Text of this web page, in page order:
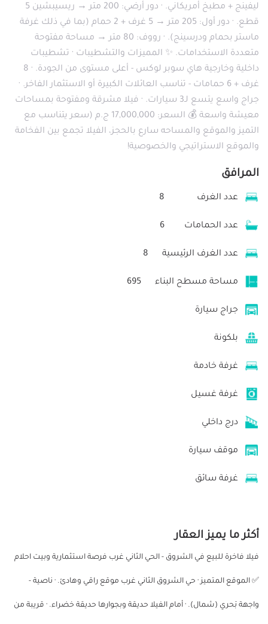
ليفينج + مطبخ أمريكاني. · دور أرضي: 200 متر → ريسيبشين 5
قطع. · دور أول: 205 متر → 5 غرف + 2 حمام (بما في ذلك غرفة
ماستر بحمام ودرسينج). · رووف: 80 متر → مساحة مفتوحة
متعددة الاستخدامات. ✨ المميزات والتشطيبات · تشطيبات
داخلية وخارجية هاي سوبر لوكس - أعلى مستوى من الجودة. · 8
غرف + 6 حمامات - تناسب العائلات الكبيرة أو الاستثمار الفاخر. ·
جراج واسع يتسع لـ3 سيارات. · فيلا مشرقة ومفتوحة بمساحات
معيشة واسعة 💰 السعر: 17,000,000 ج.م (سعر يتناسب مع
التميز والموقع والمساحه سارع بالحجز، الفيلا تجمع بين الفخامة
والموقع الاستراتيجي والخصوصية!
المرافق
عدد الغرف 8
عدد الحمامات 6
عدد الغرف الرئيسية 8
مساحة مسطح البناء 695
جراج سيارة
بلكونة
غرفة خادمة
غرفة غسيل
درج داخلي
موقف سيارة
غرفة سائق
أكثر ما يميز العقار
فيلا فاخرة للبيع في الشروق - الحي الثاني غرب فرصة استثمارية وبيت احلام
✅ الموقع المتميز · حي الشروق الثاني غرب موقع راقي وهادئ. · ناصية -
واجهة بَحري (شمال). · أمام الفيلا حديقة وبجوارها حديقة خضراء. · قريبة من